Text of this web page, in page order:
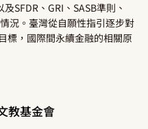
SFDR、GRI、SASB準則、
況。臺灣從自願性指引逐步對
標，國際間永續金融的相關原
教基金會